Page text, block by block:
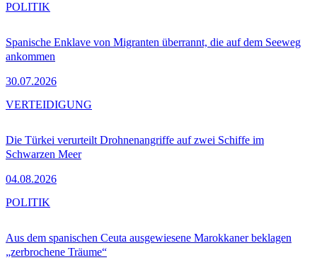
Spanische Enklave von Migranten überrannt, die auf dem Seeweg
ankommen
30.07.2026
POLITIK
Die Türkei verurteilt Drohnenangriffe auf zwei Schiffe im
Schwarzen Meer
04.08.2026
VERTEIDIGUNG
Aus dem spanischen Ceuta ausgewiesene Marokkaner beklagen
„zerbrochene Träume“
POLITIK